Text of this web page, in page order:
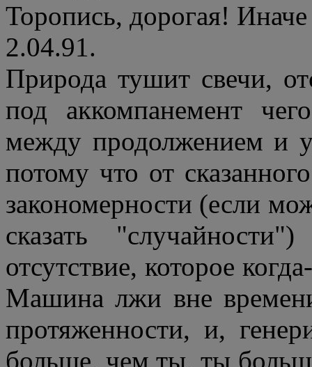
Торопись, дорогая!
2.04.91.
Природа тушит свечи,
под аккомпанемент
между продолжением и
потому что от
закономерности (если
сказать
отсутствие, которое
Машина лжи вне
протяженности, и,
больше, чем ты, ты